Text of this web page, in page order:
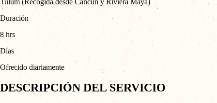
Duración
8 hrs
Días
Ofrecido diariamente
DESCRIPCIÓN DEL SERVICIO